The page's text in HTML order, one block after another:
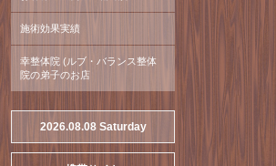
施術効果実績
幸整体院 (ルブ・バランス整体
院の弟子のお店
2026.08.08 Saturday